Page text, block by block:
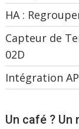
HA :
Capteur de
02D
Intégration
Un café ? Un